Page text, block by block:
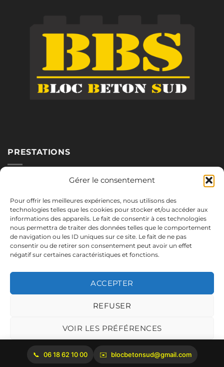
Gérer le consentement
Pour offrir les meilleures expériences, nous utilisons des
technologies telles que les cookies pour stocker et/ou accéder aux
informations des appareils. Le fait de consentir à ces technologies
nous permettra de traiter des données telles que le comportement
de navigation ou les ID uniques sur ce site. Le fait de ne pas
consentir ou de retirer son consentement peut avoir un effet
négatif sur certaines caractéristiques et fonctions.
ACCEPTER
REFUSER
VOIR LES PRÉFÉRENCES
Politique de cookies
PRESTATIONS
Réalisations
NOUS CONTACTER
blocbetonsud@gmail.com
2645 Route de Cadenet
Copyright 2026 ©Bloc Béton Sud
06 18 62 10 00 blocbetonsud@gmail.com